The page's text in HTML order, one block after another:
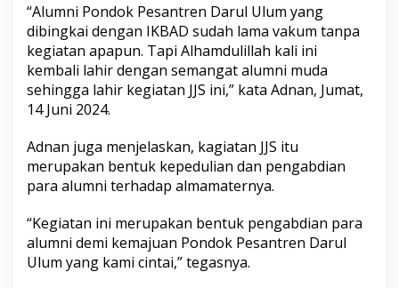
“Alumni Pondok Pesantren Darul Ulum yang
dibingkai dengan IKBAD sudah lama vakum tanpa
kegiatan apapun. Tapi Alhamdulillah kali ini
kembali lahir dengan semangat alumni muda
sehingga lahir kegiatan JJS ini,” kata Adnan, Jumat,
14 Juni 2024.
Adnan juga menjelaskan, kagiatan JJS itu
merupakan bentuk kepedulian dan pengabdian
para alumni terhadap almamaternya.
“Kegiatan ini merupakan bentuk pengabdian para
alumni demi kemajuan Pondok Pesantren Darul
Ulum yang kami cintai,” tegasnya.